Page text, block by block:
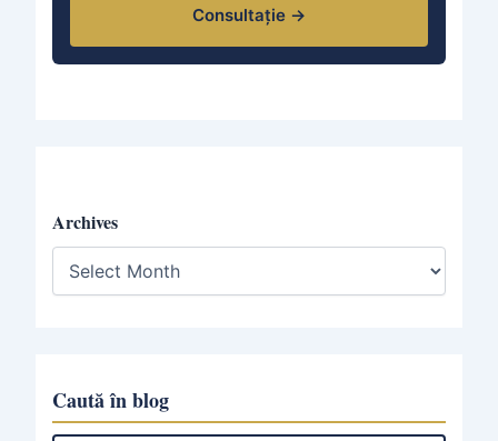
Consultație →
Archives
A
c
e
s
Caută în blog